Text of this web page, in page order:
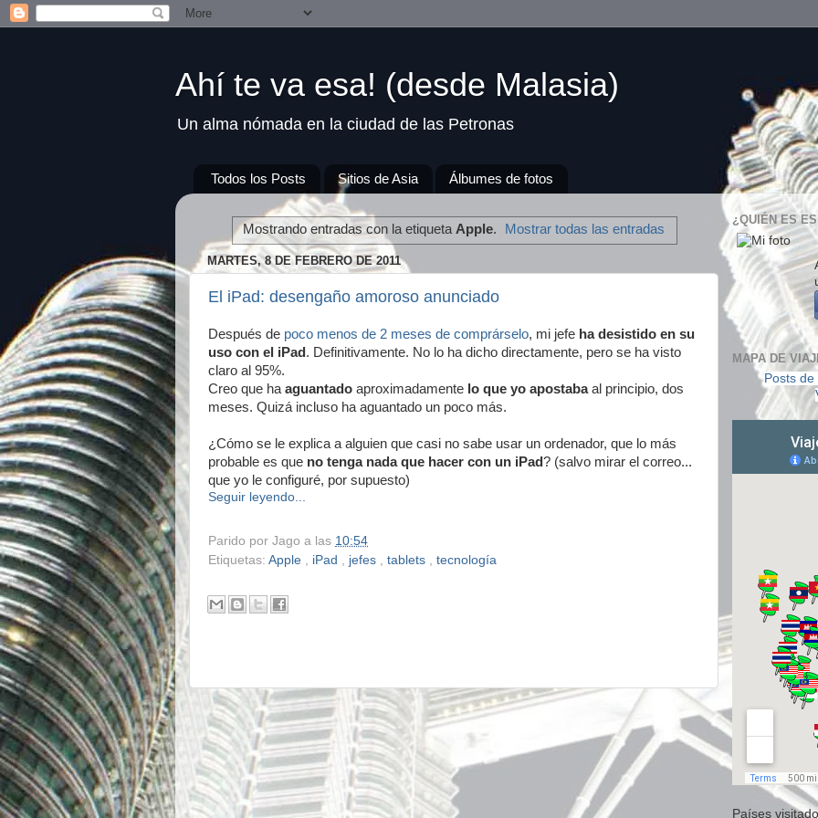
Ahí te va esa! (desde Malasia)
Un alma nómada en la ciudad de las Petronas
Todos los Posts Sitios de Asia Álbumes de fotos
Mostrando entradas con la etiquetaApple. Mostrar todas las entradas
MARTES, 8 DE FEBRERO DE 2011
El iPad: desengaño amoroso anunciado
Después de poco menos de 2 meses de comprárselo, mi jefe ha desistido en su
uso con el iPad. Definitivamente. No lo ha dicho directamente, pero se ha visto
claro al 95%.
Creo que haaguantado aproximadamente lo que yo apostabaal principio, dos
meses. Quizá incluso ha aguantado un poco más.
¿Cómo se le explica a alguien que casi no sabe usar un ordenador, que lo más
probable es que no tenga nada que hacer con un iPad? (salvo mirar el correo...
que yo le configuré, por supuesto)
Seguir leyendo...
Parido por Jago a las 10:54
Etiquetas: Apple , iPad , jefes , tablets , tecnología
¿QUIÉN ES
MAPA DE
Posts
Países